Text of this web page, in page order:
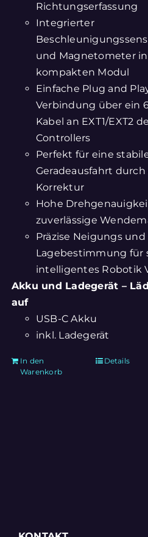
Richtungserfassung
Integrierter
und Magnetometer
kompakten Modul
Einfache Plug and
Verbindung über ein
Kabel an EXT1/EXT2
Controllers
Perfekt für eine
Geradeausfahrt durch
Korrektur
Hohe
zuverlässige
Präzise Neigungs und
Lagebestimmung für
intelligentes Robotik
Akku und Ladegerät –
auf
USB-C Akku
inkl. Ladegerät
In den
Warenkorb
Details